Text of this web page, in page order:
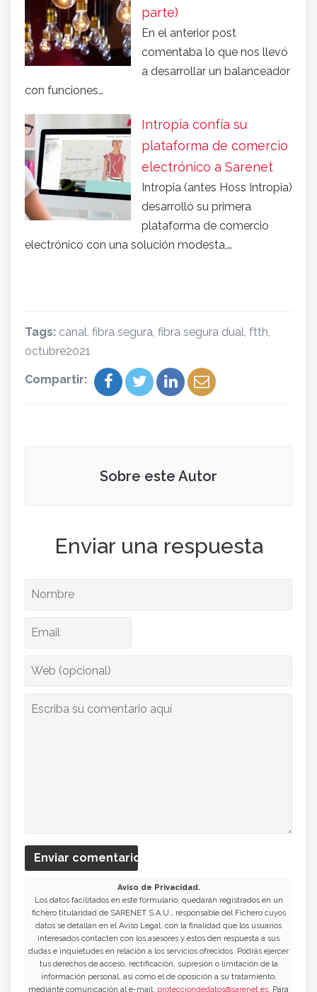
parte)
En el anterior post
comentaba lo que nos llevó
a desarrollar un balanceador
con funciones…
Intropia confía su
plataforma de comercio
electrónico a Sarenet
Intropia (antes Hoss Intropia)
desarrolló su primera
plataforma de comercio
electrónico con una solución modesta,…
Tags: canal, fibra segura, fibra segura dual, ftth,
octubre2021
Compartir:
Sobre este Autor
Enviar una respuesta
Enviar comentario
Aviso de Privacidad.
Los datos facilitados en este formulario, quedarán registrados en un
fichero titularidad de SARENET S.A.U., responsable del Fichero cuyos
datos se detallan en el Aviso Legal, con la finalidad que los usuarios
interesados contacten con los asesores y estos den respuesta a sus
dudas e inquietudes en relación a los servicios ofrecidos. Podrás ejercer
tus derechos de acceso, rectificación, supresión o limitación de la
información personal, así como el de oposición a su tratamiento,
mediante comunicación al e-mail: protecciondedatos@sarenet.es. Para